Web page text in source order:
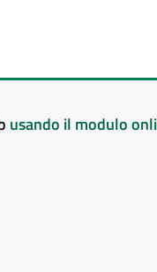
usando il modulo